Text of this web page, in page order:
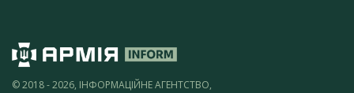
© 2018 - 2026, ІНФОРМАЦІЙНЕ АГЕНТСТВО,